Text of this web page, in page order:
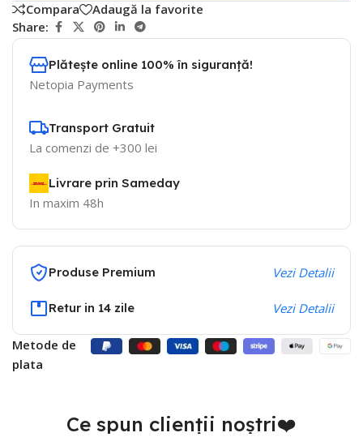
Compara
Adaugă la favorite
Share:
Plătește online 100% în siguranță!
Netopia Payments
Transport Gratuit
La comenzi de +300 lei
Livrare prin Sameday
In maxim 48h
Produse Premium Vezi Detalii
Retur in 14 zile Vezi Detalii
Metode de
plata
Ce spun clienții noștri❤️